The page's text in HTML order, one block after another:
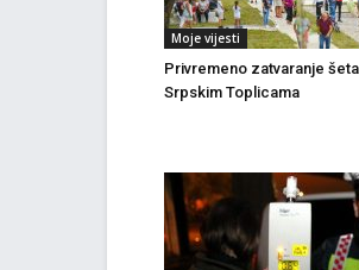
Moje vijesti
Privremeno zatvaranje
Srpskim Toplicama